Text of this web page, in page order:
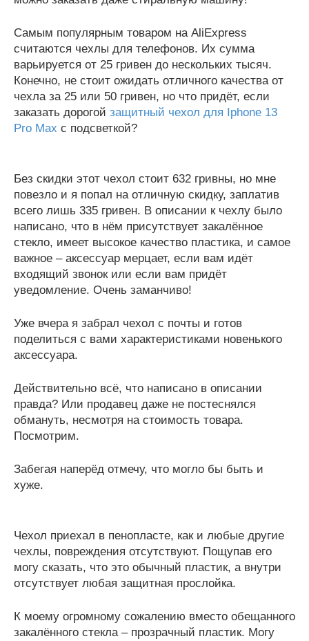
Самым популярным товаром на AliExpress
считаются чехлы для телефонов. Их сумма
варьируется от 25 гривен до нескольких тысяч.
Конечно, не стоит ожидать отличного качества от
чехла за 25 или 50 гривен, но что придёт, если
заказать дорогой защитный чехол для Iphone 13
Pro Max с подсветкой?
Без скидки этот чехол стоит 632 гривны, но мне
повезло и я попал на отличную скидку, заплатив
всего лишь 335 гривен. В описании к чехлу было
написано, что в нём присутствует закалённое
стекло, имеет высокое качество пластика, и самое
важное – аксессуар мерцает, если вам идёт
входящий звонок или если вам придёт
уведомление. Очень заманчиво!
Уже вчера я забрал чехол с почты и готов
поделиться с вами характеристиками новенького
аксессуара.
Действительно всё, что написано в описании
правда? Или продавец даже не постеснялся
обмануть, несмотря на стоимость товара.
Посмотрим.
Забегая наперёд отмечу, что могло бы быть и
хуже.
Чехол приехал в пенопласте, как и любые другие
чехлы, повреждения отсутствуют. Пощупав его
могу сказать, что это обычный пластик, а внутри
отсутствует любая защитная прослойка.
К моему огромному сожалению вместо обещанного
закалённого стекла – прозрачный пластик. Могу